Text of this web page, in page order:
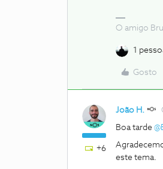
O amigo
1
Gosto
+6
João H.
Boa tarde
este tema.